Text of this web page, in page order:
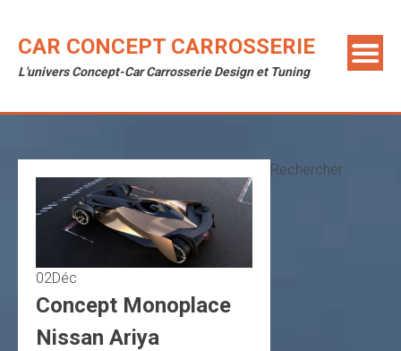
content
CAR CONCEPT CARROSSERIE
L'univers Concept-Car Carrosserie Design et Tuning
02Déc
Concept Monoplace
Nissan Ariya
Rechercher